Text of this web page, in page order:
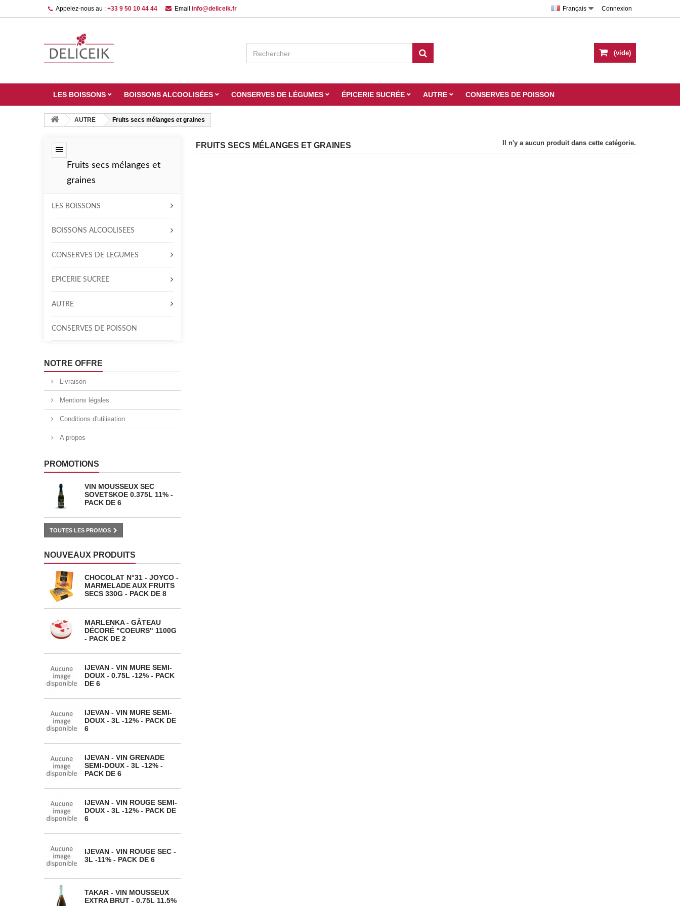
Connexion
Français
Appelez-nous au : +33 9 50 10 44 44 Email info@deliceik.fr
(vide)
LES BOISSONS BOISSONS ALCOOLISÉES CONSERVES DE LÉGUMES ÉPICERIE SUCRÉE AUTRE CONSERVES DE POISSON
AUTRE Fruits secs mélanges et graines
Fruits secs mélanges et
graines
LES BOISSONS
BOISSONS ALCOOLISÉES
CONSERVES DE LÉGUMES
ÉPICERIE SUCRÉE
AUTRE
CONSERVES DE POISSON
NOTRE OFFRE
Livraison
Mentions légales
Conditions d'utilisation
A propos
PROMOTIONS
VIN MOUSSEUX SEC
SOVETSKOE 0.375L 11% -
PACK DE 6
TOUTES LES PROMOS
NOUVEAUX PRODUITS
CHOCOLAT N°31 - JOYCO -
MARMELADE AUX FRUITS
SECS 330G - PACK DE 8
MARLENKA - GÂTEAU
DÉCORÉ "COEURS" 1100G
- PACK DE 2
IJEVAN - VIN MURE SEMI-
DOUX - 0.75L -12% - PACK
DE 6
IJEVAN - VIN MURE SEMI-
DOUX - 3L -12% - PACK DE
6
IJEVAN - VIN GRENADE
SEMI-DOUX - 3L -12% -
PACK DE 6
IJEVAN - VIN ROUGE SEMI-
DOUX - 3L -12% - PACK DE
6
IJEVAN - VIN ROUGE SEC -
3L -11% - PACK DE 6
TAKAR - VIN MOUSSEUX
EXTRA BRUT - 0.75L 11.5%
FRUITS SECS MÉLANGES ET GRAINES Il n'y a aucun produit dans cette catégorie.